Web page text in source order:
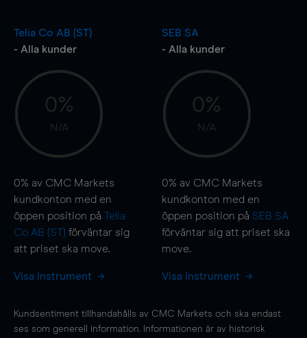
Telia Co AB (ST)
- Alla kunder
0%
N/A
0% av CMC Markets
kundkonton med en
öppen position på Telia
Co AB (ST) förväntar sig
att priset ska move.
Visa instrument
SEB SA
- Alla kunder
0%
N/A
0% av CMC Markets
kundkonton med en
öppen position på SEB SA
förväntar sig att priset ska
move.
Visa instrument
Kundsentiment tillhandahålls av CMC Markets och ska endast
ses som generell information. Informationen är av historisk